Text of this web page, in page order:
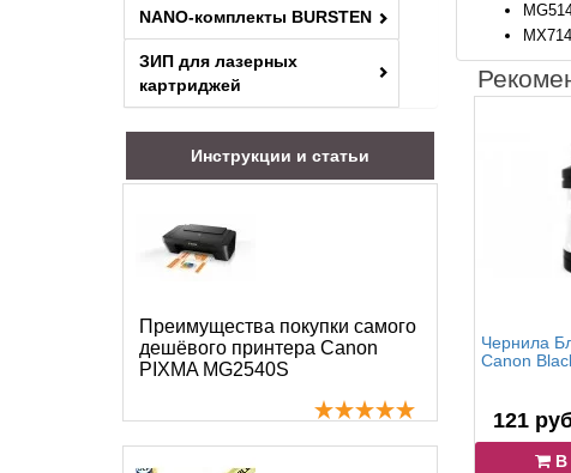
NANO-комплекты BURSTEN
ЗИП для лазерных
картриджей
Инструкции и статьи
Преимущества покупки самого
дешёвого принтера Canon
PIXMA MG2540S
Чернила
Canon
121
В